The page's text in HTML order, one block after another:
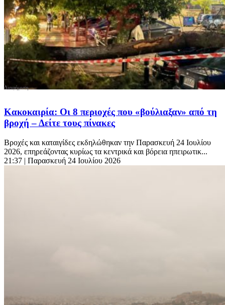
Κακοκαιρία: Οι 8 περιοχές που «βούλιαξαν» από τη
βροχή – Δείτε τους πίνακες
Βροχές και καταιγίδες εκδηλώθηκαν την Παρασκευή 24 Ιουλίου
2026, επηρεάζοντας κυρίως τα κεντρικά και βόρεια ηπειρωτικ...
21:37 | Παρασκευή 24 Ιουλίου 2026